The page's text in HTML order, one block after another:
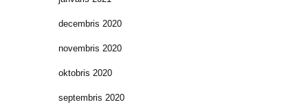
decembris 2020
novembris 2020
oktobris 2020
septembris 2020